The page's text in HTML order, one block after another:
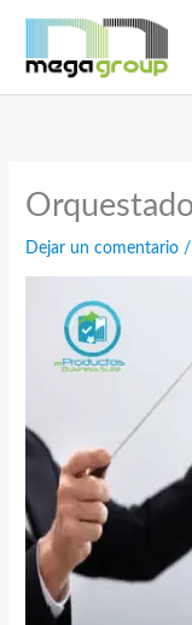
Dejar un comentario /